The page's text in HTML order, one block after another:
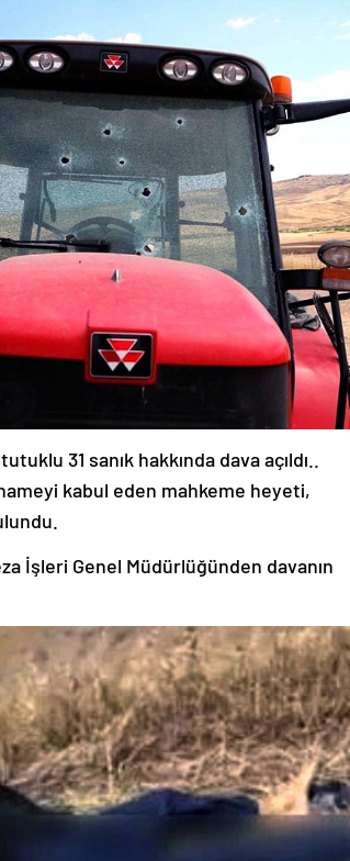
31 sanık hakkında dava açıldı..
kabul eden mahkeme heyeti,
İşleri Genel Müdürlüğünden davanın